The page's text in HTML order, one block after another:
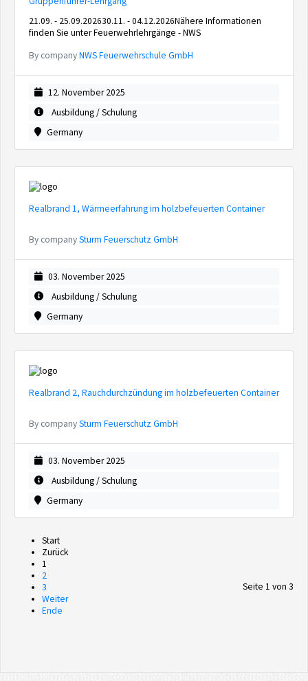
21.09. - 25.09.202630.11. - 04.12.2026Nähere Informationen
finden Sie unter Feuerwehrlehrgänge - NWS
By companyNWS Feuerwehrschule GmbH
12. November 2025
Ausbildung / Schulung
Germany
Realbrand 1, Wärmeerfahrung im holzbefeuerten Container
By companySturm Feuerschutz GmbH
03. November 2025
Ausbildung / Schulung
Germany
Realbrand 2, Rauchdurchzündung im holzbefeuerten Container
By companySturm Feuerschutz GmbH
03. November 2025
Ausbildung / Schulung
Germany
Start
Zurück
1
2
3
Weiter
Ende
Seite 1 von 3